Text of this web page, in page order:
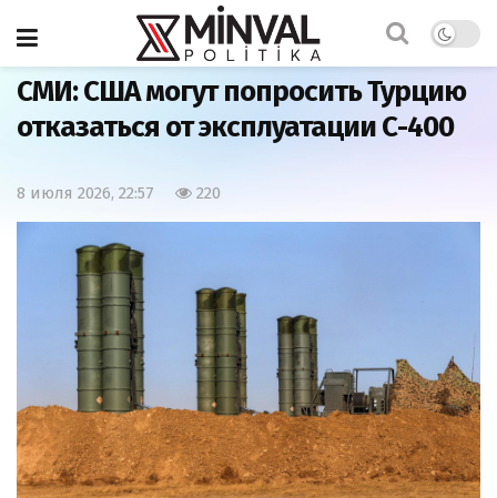
Главная
СМИ: США могут попросить Турцию
отказаться от эксплуатации С-400
8 июля 2026, 22:57 220